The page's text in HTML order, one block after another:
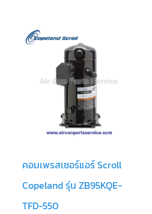
คอมเพรสเซอร์แอร์ Scroll
Copeland รุ่น ZB95KQE-
TFD-550